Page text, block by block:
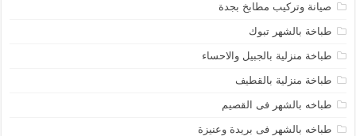
صيانة وتركيب مطابخ بجدة
طباخة بالشهر تبوك
طباخة منزلية بالجبيل والاحساء
طباخة منزلية بالقطيف
طباخه بالشهر فى القصيم
طباخه بالشهر فى بريدة وعنيزة